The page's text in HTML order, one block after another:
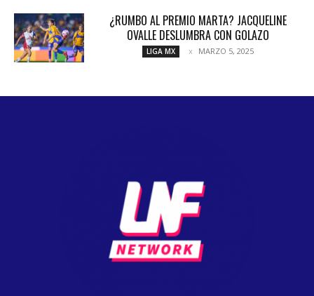
¿RUMBO AL PREMIO MARTA? JACQUELINE
OVALLE DESLUMBRA CON GOLAZO
LIGA MX MARZO 5, 2025